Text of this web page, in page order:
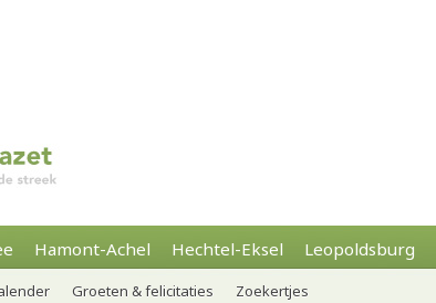
Hamont-Achel Hechtel-Eksel Leopoldsburg
Groeten & felicitaties Zoekertjes